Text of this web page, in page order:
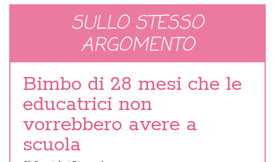
SULLO STESSO
ARGOMENTO
Bimbo di 28 mesi che le
educatrici non
vorrebbero avere a
scuola